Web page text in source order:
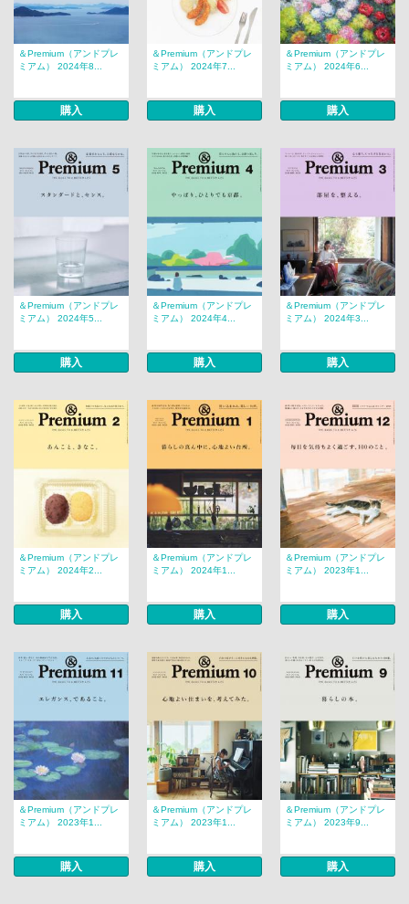
＆Premium（アンドプレ
ミアム） 2024年8...
購入
＆Premium（アンドプレ
ミアム） 2024年7...
購入
＆Premium（アンドプレ
ミアム） 2024年6...
購入
＆Premium（アンドプレ
ミアム） 2024年5...
購入
＆Premium（アンドプレ
ミアム） 2024年4...
購入
＆Premium（アンドプレ
ミアム） 2024年3...
購入
＆Premium（アンドプレ
ミアム） 2024年2...
購入
＆Premium（アンドプレ
ミアム） 2024年1...
購入
＆Premium（アンドプレ
ミアム） 2023年1...
購入
＆Premium（アンドプレ
ミアム） 2023年1...
購入
＆Premium（アンドプレ
ミアム） 2023年1...
購入
＆Premium（アンドプレ
ミアム） 2023年9...
購入